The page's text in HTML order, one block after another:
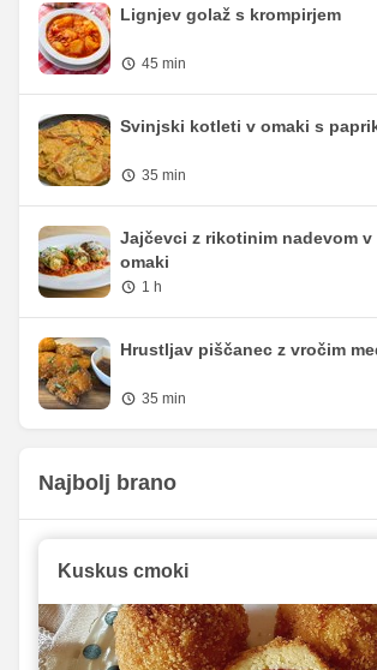
Lignjev golaž s krompirjem
45 min
Svinjski kotleti v omaki s
35 min
Jajčevci z rikotinim nadevom
omaki
1 h
Hrustljav piščanec z vročim
35 min
Najbolj brano
Kuskus cmoki